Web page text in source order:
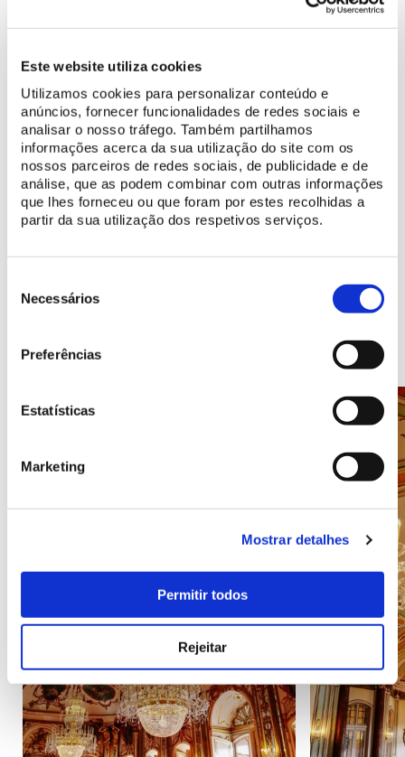
Este website utiliza cookies
Utilizamos cookies para personalizar conteúdo e
anúncios, fornecer funcionalidades de redes sociais e
analisar o nosso tráfego. Também partilhamos
informações acerca da sua utilização do site com os
nossos parceiros de redes sociais, de publicidade e de
análise, que as podem combinar com outras informações
que lhes forneceu ou que foram por estes recolhidas a
partir da sua utilização dos respetivos serviços.
Necessários
Preferências
Estatísticas
Marketing
Mostrar detalhes
Permitir todos
Rejeitar
cavalos nos Jardins do Palácio de Queluz, mas as apresentações
regulares ao público realizam-se no Picadeiro Henrique Calado,
na Calçada da Ajuda, em Lisboa.
COMPRAR BILHETE
Recantos a descobrir